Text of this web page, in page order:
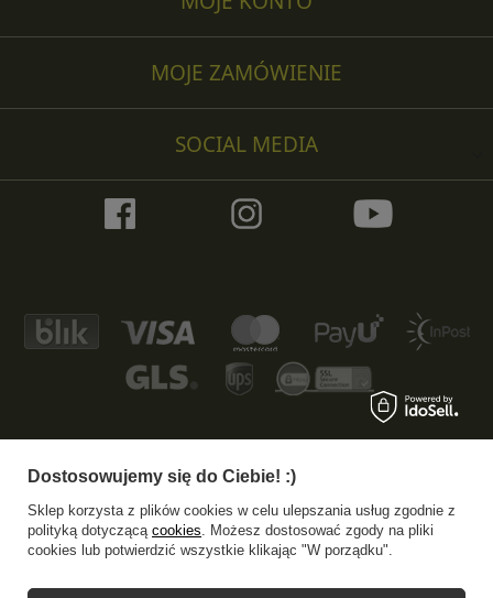
MOJE ZAMÓWIENIE
SOCIAL MEDIA
+48 533 372 997 info@specshop.pl
SpecShop.pl,Bałtycka 6, 61-013Poznań
Dostosowujemy się do Ciebie! :)
Sklep korzysta z plików cookies w celu ulepszania usług zgodnie z
polityką dotyczącą cookies. Możesz dostosować zgody na pliki
cookies lub potwierdzić wszystkie klikając "W porządku".